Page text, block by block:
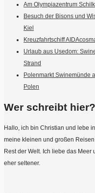
Am Olympiazentrum
Besuch der Bisons und
Kiel
Kreuzfahrtschiff
Urlaub aus Usedom:
Strand
Polenmarkt Swinemünde
Polen
Wer schreibt hier?
Hallo, ich bin Christian und lebe in
meine kleinen und großen
Rest der Welt. Ich liebe das
eher seltener.